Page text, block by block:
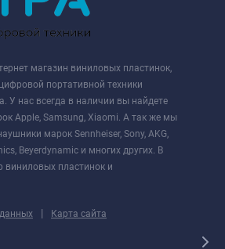
магазин виниловых пластинок,
портативной техники
У нас всегда в наличии вы найдете
Apple, Samsung, Xiaomi. А так же мы
марок Sennheiser, Sony, AKG,
Beyerdynamic и многих других. В
пластинок и
| Карта сайта